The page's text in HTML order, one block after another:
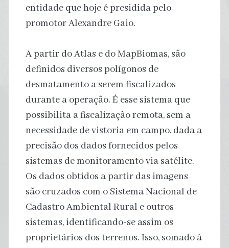
entidade que hoje é presidida pelo
promotor Alexandre Gaio.
A partir do Atlas e do MapBiomas, são
definidos diversos polígonos de
desmatamento a serem fiscalizados
durante a operação. É esse sistema que
possibilita a fiscalização remota, sem a
necessidade de vistoria em campo, dada a
precisão dos dados fornecidos pelos
sistemas de monitoramento via satélite.
Os dados obtidos a partir das imagens
são cruzados com o Sistema Nacional de
Cadastro Ambiental Rural e outros
sistemas, identificando-se assim os
proprietários dos terrenos. Isso, somado à